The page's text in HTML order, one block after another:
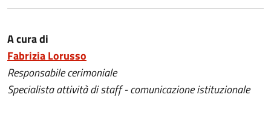
A cura di
Fabrizia Lorusso
Responsabile cerimoniale
Specialista attività di staff - comunicazione istituzionale